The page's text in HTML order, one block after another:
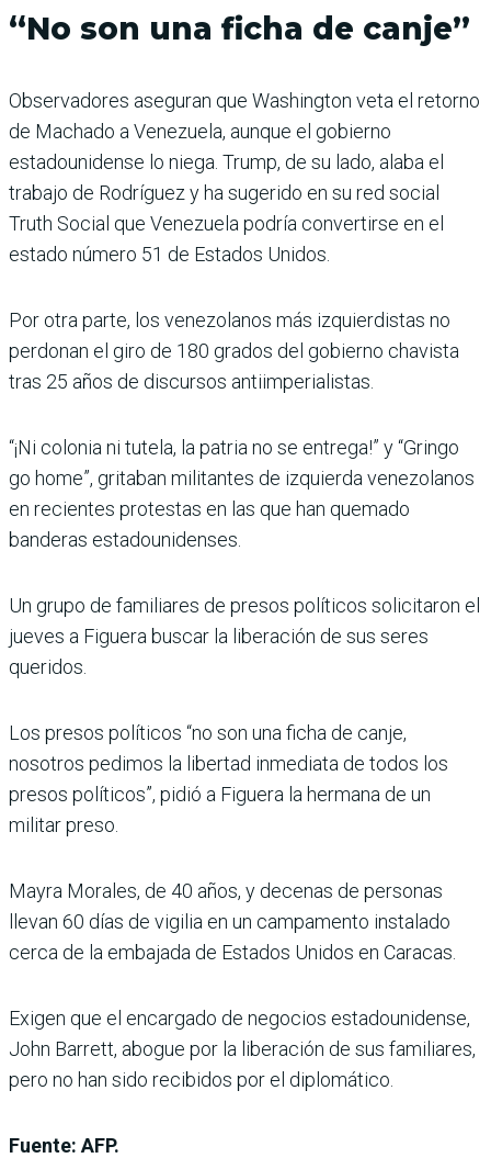
“No son una ficha de canje”
Observadores aseguran que Washington veta el retorno
de Machado a Venezuela, aunque el gobierno
estadounidense lo niega. Trump, de su lado, alaba el
trabajo de Rodríguez y ha sugerido en su red social
Truth Social que Venezuela podría convertirse en el
estado número 51 de Estados Unidos.
Por otra parte, los venezolanos más izquierdistas no
perdonan el giro de 180 grados del gobierno chavista
tras 25 años de discursos antiimperialistas.
“¡Ni colonia ni tutela, la patria no se entrega!” y “Gringo
go home”, gritaban militantes de izquierda venezolanos
en recientes protestas en las que han quemado
banderas estadounidenses.
Un grupo de familiares de presos políticos solicitaron el
jueves a Figuera buscar la liberación de sus seres
queridos.
Los presos políticos “no son una ficha de canje,
nosotros pedimos la libertad inmediata de todos los
presos políticos”, pidió a Figuera la hermana de un
militar preso.
Mayra Morales, de 40 años, y decenas de personas
llevan 60 días de vigilia en un campamento instalado
cerca de la embajada de Estados Unidos en Caracas.
Exigen que el encargado de negocios estadounidense,
John Barrett, abogue por la liberación de sus familiares,
pero no han sido recibidos por el diplomático.
Fuente: AFP.